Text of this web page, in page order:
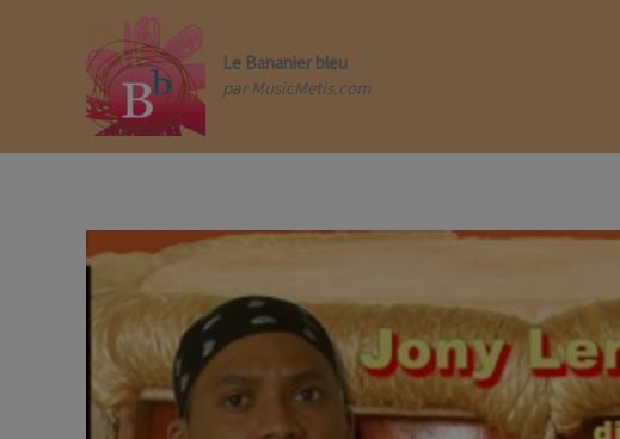
Le Bananier bleu
par MusicMetis.com